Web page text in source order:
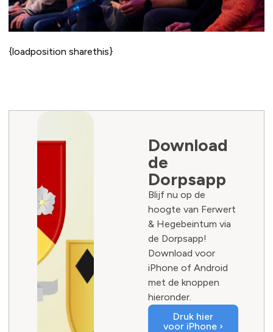
{loadposition sharethis}
Download
de
Dorpsapp
Blijf nu op de
hoogte van Ferwert
& Hegebeintum via
de Dorpsapp!
Download voor
iPhone of Android
met de knoppen
hieronder.
Druk hier
voor iPhone ›